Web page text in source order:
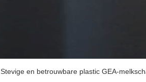
Stevige en betrouwbare plastic GEA-